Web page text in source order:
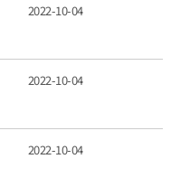
2022-10-04
2022-10-04
2022-10-04